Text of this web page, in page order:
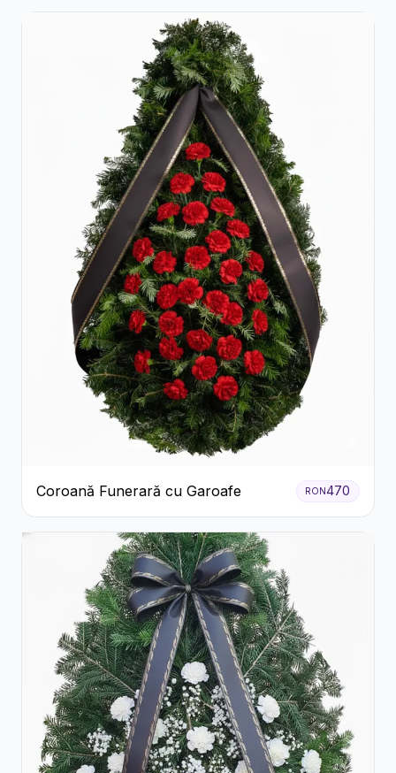
Coroană Funerară cu Garoafe RON470